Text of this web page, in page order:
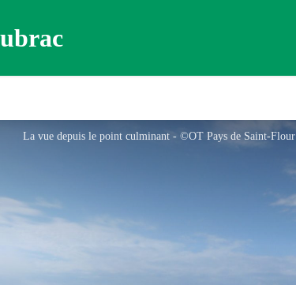
La vue depuis le point culminant - ©OT Pays de Saint-Flour